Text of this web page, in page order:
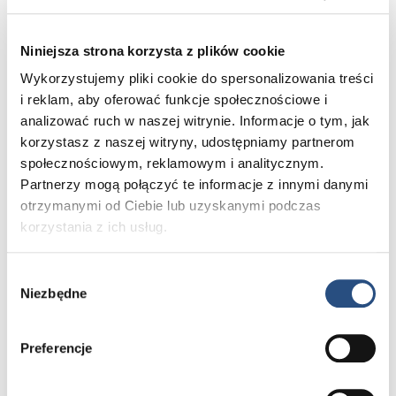
Niniejsza strona korzysta z plików cookie
Wykorzystujemy pliki cookie do spersonalizowania treści
i reklam, aby oferować funkcje społecznościowe i
analizować ruch w naszej witrynie. Informacje o tym, jak
korzystasz z naszej witryny, udostępniamy partnerom
społecznościowym, reklamowym i analitycznym.
Partnerzy mogą połączyć te informacje z innymi danymi
otrzymanymi od Ciebie lub uzyskanymi podczas
korzystania z ich usług.
zgody
Niezbędne
Preferencje
Volvo specjalną ofertę na zakup
Volvo. Wybierając bagażnik rowerowy
na hak i hak elektrycznie składany
w pakiecie otrzymasz 15% rabatu.
Zapoznaj się z propozycją naszych
akcesoriów rowerowych do Volvo.
CZYTAJ DALEJ